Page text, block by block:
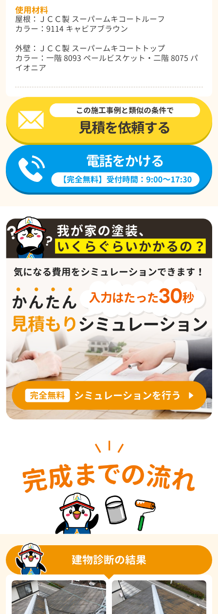
使用材料
屋根：ＪＣＣ製 スーパームキコートルーフ
カラー：9114 キャビアブラウン
外壁：ＪＣＣ製 スーパームキコートトップ
カラー：一階 8093 ペールビスケット・二階 8075 パ
イオニア
建物診断の結果